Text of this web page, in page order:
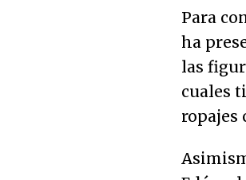
Para
ha
las
cuales
ropajes